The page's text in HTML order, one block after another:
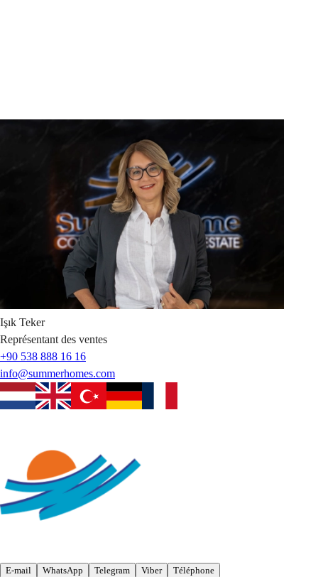
Işık Teker
Représentant des ventes
+90 538 888 16 16
info@summerhomes.com
E-mail WhatsApp Telegram Viber Téléphone